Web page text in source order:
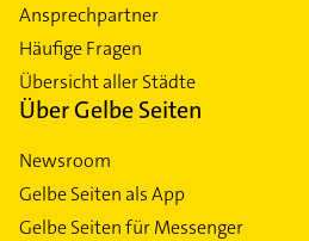
Ansprechpartner
Häufige Fragen
Übersicht aller Städte
Über Gelbe Seiten
Newsroom
Gelbe Seiten als App
Gelbe Seiten für Messenger